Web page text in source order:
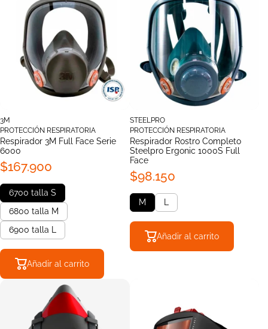
3M
PROTECCIÓN RESPIRATORIA
Respirador 3M Full Face Serie
6000
$167.900
6700 talla S
6800 talla M
6900 talla L
Añadir al carrito
STEELPRO
PROTECCIÓN RESPIRATORIA
Respirador Rostro Completo
Steelpro Ergonic 1000S Full
Face
$98.150
M
Añadir al carrito